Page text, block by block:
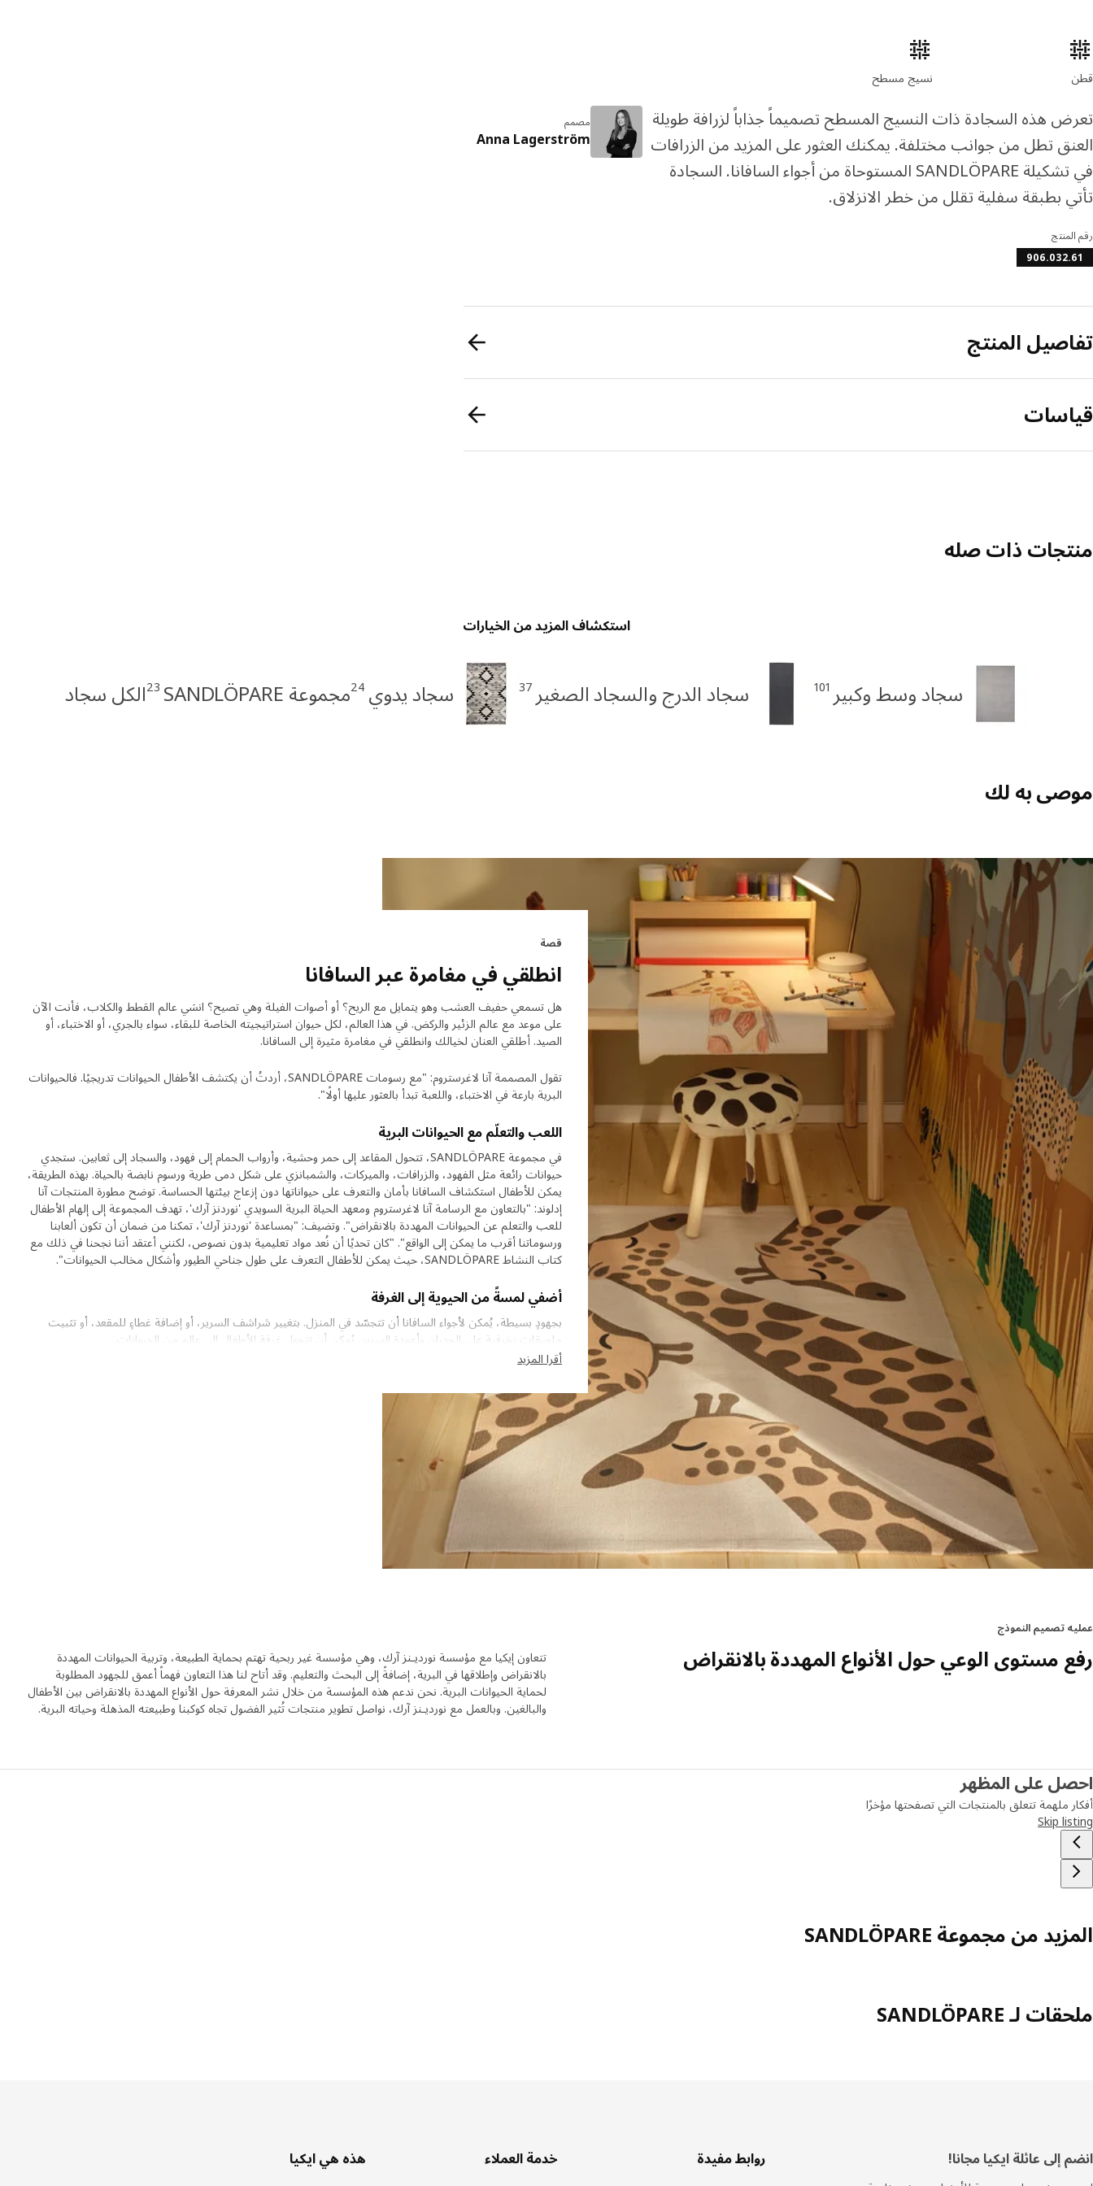
خصائص المنتج
قطن نسيج مسطح
تعرض هذه السجادة ذات النسيج المسطح تصميماً جذاباً لزرافة طويلة
العنق تطل من جوانب مختلفة. يمكنك العثور على المزيد من الزرافات
في تشكيلة SANDLÖPARE المستوحاة من أجواء السافانا. السجادة
تأتي بطبقة سفلية تقلل من خطر الانزلاق.
مصمم
Anna Lagerström
رقم المنتج
906.032.61
تفاصيل المنتج
قياسات
منتجات ذات صله
استكشاف المزيد من الخيارات
سجاد وسط وكبير 101 سجاد الدرج والسجاد الصغير 37 سجاد يدوي 24مجموعة SANDLÖPARE 23الكل سجاد
موصى به لك
قصة
انطلقي في مغامرة عبر السافانا
هل تسمعي حفيف العشب وهو يتمايل مع الريح؟ أو أصوات الفيلة وهي تصيح؟ انسَي عالم القطط والكلاب، فأنت الآن
على موعد مع عالم الزئير والركض. في هذا العالم، لكل حيوان استراتيجيته الخاصة للبقاء، سواء بالجري، أو الاختباء، أو
الصيد. أطلقي العنان لخيالك وانطلقي في مغامرة مثيرة إلى السافانا.
تقول المصممة آنا لاغرستروم: "مع رسومات SANDLÖPARE، أردتُ أن يكتشف الأطفال الحيوانات تدريجيًا. فالحيوانات
البرية بارعة في الاختباء، واللعبة تبدأ بالعثور عليها أولًا".
اللعب والتعلّم مع الحيوانات البرية
في مجموعة SANDLÖPARE، تتحول المقاعد إلى حمر وحشية، وأرواب الحمام إلى فهود، والسجاد إلى ثعابين. ستجدي
حيوانات رائعة مثل الفهود، والزرافات، والميركات، والشمبانزي على شكل دمى طرية ورسوم نابضة بالحياة. بهذه الطريقة،
يمكن للأطفال استكشاف السافانا بأمان والتعرف على حيواناتها دون إزعاج بيئتها الحساسة. توضح مطورة المنتجات آنا
إدلوند: "بالتعاون مع الرسامة آنا لاغرستروم ومعهد الحياة البرية السويدي 'نوردنز آرك'، تهدف المجموعة إلى إلهام الأطفال
للعب والتعلم عن الحيوانات المهددة بالانقراض". وتضيف: "بمساعدة 'نوردنز آرك'، تمكنا من ضمان أن تكون ألعابنا
ورسوماتنا أقرب ما يمكن إلى الواقع". "كان تحديًا أن نُعد مواد تعليمية بدون نصوص، لكنني أعتقد أننا نجحنا في ذلك مع
كتاب النشاط SANDLÖPARE، حيث يمكن للأطفال التعرف على طول جناحي الطيور وأشكال مخالب الحيوانات".
أضفي لمسةً من الحيوية إلى الغرفة
بجهودٍ بسيطة، يُمكن لأجواء السافانا أن تتجسّد في المنزل. بتغيير شراشف السرير، أو إضافة غطاءٍ للمقعد، أو تثبيت
ملصقات زخرفية على الجدران وأعمدة السرير، يُمكن أن تتحول غرفة الأطفال إلى عالمٍ من الحيوانات.
أقرا المزيد
عمليه تصميم النموذج
رفع مستوى الوعي حول الأنواع المهددة بالانقراض
تتعاون إيكيا مع مؤسسة نورديـنز آرك، وهي مؤسسة غير ربحية تهتم بحماية الطبيعة، وتربية الحيوانات المهددة
بالانقراض وإطلاقها في البرية، إضافةً إلى البحث والتعليم. وقد أتاح لنا هذا التعاون فهماً أعمق للجهود المطلوبة
لحماية الحيوانات البرية. نحن ندعم هذه المؤسسة من خلال نشر المعرفة حول الأنواع المهددة بالانقراض بين الأطفال
والبالغين. وبالعمل مع نورديـنز آرك، نواصل تطوير منتجات تُثير الفضول تجاه كوكبنا وطبيعته المذهلة وحياته البرية.
احصل على المظهر
أفكار ملهمة تتعلق بالمنتجات التي تصفحتها مؤخرًا
Skip listing
المزيد من مجموعة SANDLÖPARE
ملحقات لـ SANDLÖPARE
أسفل
انضم إلى عائلة ايكيا مجانا! روابط مفيدة خدمة العملاء هذه هي ايكيا